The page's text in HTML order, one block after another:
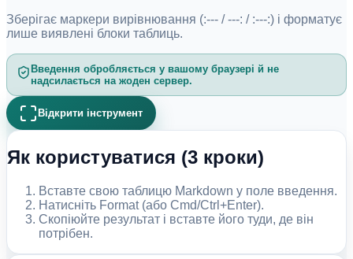
Зберігає маркери вирівнювання (:--- / ---: / :---:) і форматує
лише виявлені блоки таблиць.
Введення обробляється у вашому браузері й не
надсилається на жоден сервер.
Відкрити інструмент
Як користуватися (3 кроки)
Вставте свою таблицю Markdown у поле введення.
Натисніть Format (або Cmd/Ctrl+Enter).
Скопіюйте результат і вставте його туди, де він
потрібен.